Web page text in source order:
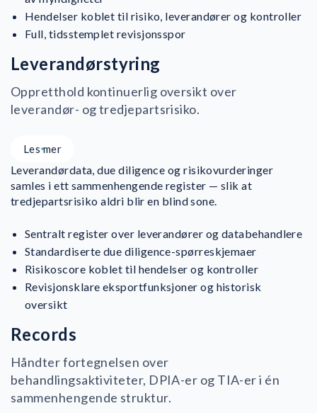
Hendelser koblet til risiko, leverandører og kontroller
Full, tidsstemplet revisjonsspor
Leverandørstyring
Oppretthold kontinuerlig oversikt over
leverandør- og tredjepartsrisiko.
Les mer
Leverandørdata, due diligence og risikovurderinger
samles i ett sammenhengende register — slik at
tredjepartsrisiko aldri blir en blind sone.
Sentralt register over leverandører og databehandlere
Standardiserte due diligence-spørreskjemaer
Risikoscore koblet til hendelser og kontroller
Revisjonsklare eksportfunksjoner og historisk
oversikt
Records
Håndter fortegnelsen over
behandlingsaktiviteter, DPIA-er og TIA-er i én
sammenhengende struktur.